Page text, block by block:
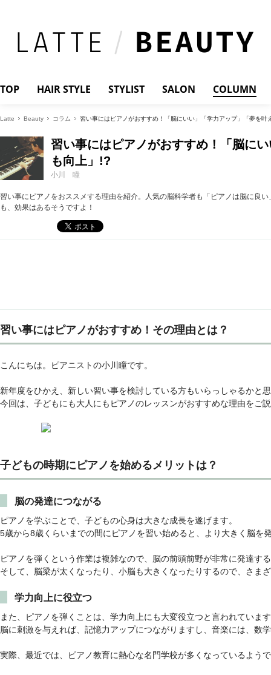
TOP HAIR STYLE STYLIST SALON COLUMN
Latte Beauty コラム 習い事にはピアノがおすすめ！「脳にいい」「学力アップ」「夢を叶
習い事にはピアノがおすすめ！「脳に
も向上」!?
小川 瞳
習い事にピアノをおススメする理由を紹介。人気の脳科学者も「ピアノは脳に良
も、効果はあるそうですよ！
習い事にはピアノがおすすめ！その理由とは？
こんにちは。ピアニストの小川瞳です。
新年度をひかえ、新しい習い事を検討している方もいらっしゃるかと
今回は、子どもにも大人にもピアノのレッスンがおすすめな理由をご
子どもの時期にピアノを始めるメリットは？
脳の発達につながる
ピアノを学ぶことで、子どもの心身は大きな成長を遂げます。
5歳から8歳くらいまでの間にピアノを習い始めると、より大きく脳を
ピアノを弾くという作業は複雑なので、脳の前頭前野が非常に発達す
そして、脳梁が太くなったり、小脳も大きくなったりするので、さま
学力向上に役立つ
また、ピアノを弾くことは、学力向上にも大変役立つと言われていま
脳に刺激を与えれば、記憶力アップにつながりますし、音楽には、数
実際、最近では、ピアノ教育に熱心な名門学校が多くなっているよう